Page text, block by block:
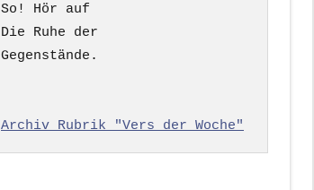
So! Hör auf
Die Ruhe der
Gegenstände.
Archiv Rubrik "Vers der Woche"